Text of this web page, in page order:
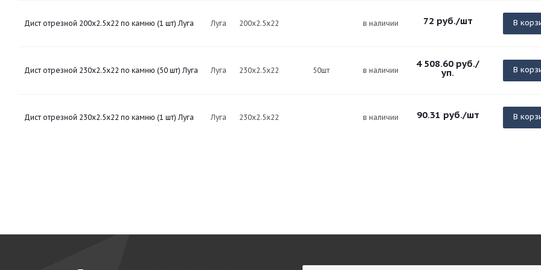
Дист отрезной 200х2.5х22 по камню (1 шт) Луга Луга 200х2.5х22 в наличии 72 руб./шт В
Дист отрезной 230х2.5х22 по камню (50 шт) Луга Луга 230х2.5х22 50шт в наличии
4 508.60 руб./
уп. В
Дист отрезной 230х2.5х22 по камню (1 шт) Луга Луга 230х2.5х22 в наличии 90.31 руб./шт В